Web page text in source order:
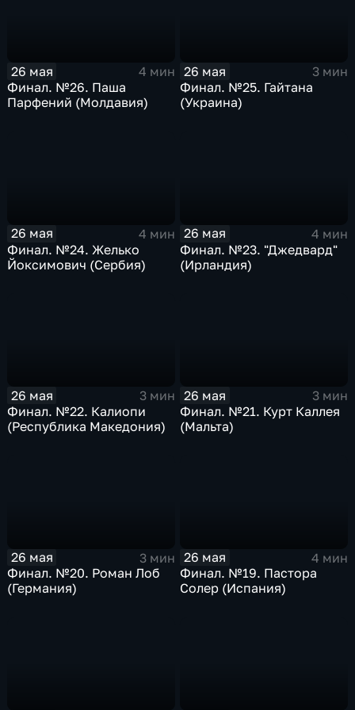
26 мая
4 мин
Финал. №26. Паша
Парфений (Молдавия)
26 мая
3 мин
Финал. №25. Гайтана
(Украина)
26 мая
4 мин
Финал. №24. Желько
Йоксимович (Сербия)
26 мая
4 мин
Финал. №23. "Джедвард"
(Ирландия)
26 мая
3 мин
Финал. №22. Калиопи
(Республика Македония)
26 мая
3 мин
Финал. №21. Курт Каллея
(Мальта)
26 мая
3 мин
Финал. №20. Роман Лоб
(Германия)
26 мая
4 мин
Финал. №19. Пастора
Солер (Испания)